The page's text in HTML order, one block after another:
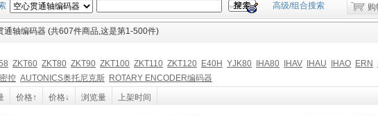
高级/组合搜索 购
通轴编码器 (共607件商品,这是第1-500件)
ZKT60 ZKT80 ZKT90 ZKT100 ZKT110 ZKT120 E40H YJK80 IHA80 IHAV IHAU IHAO ERN
控 AUTONICS奥托尼克斯 ROTARY ENCODER编码器
价格↑ 价格↓ 浏览量 上架时间